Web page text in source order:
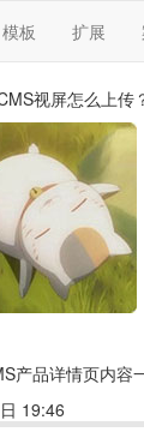
模板 扩展
视屏怎么上传
产品详情页内容
19:46